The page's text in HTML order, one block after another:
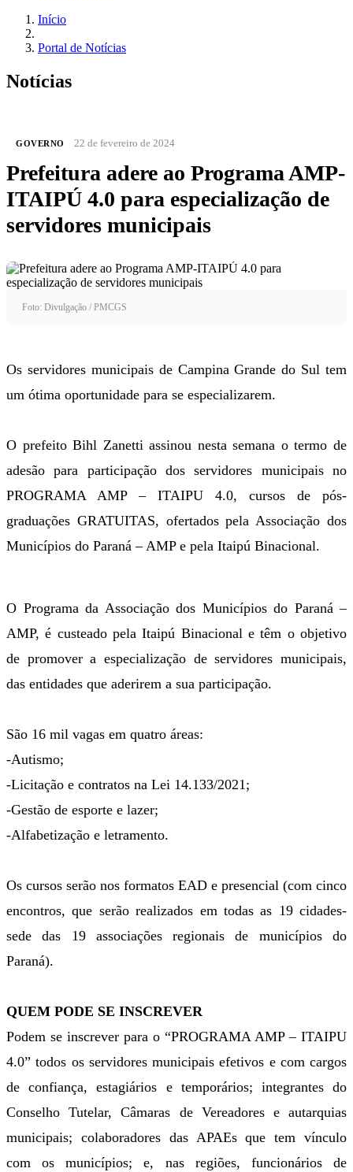
Início
Portal de Notícias
Notícias
GOVERNO 22 de fevereiro de 2024
Prefeitura adere ao Programa AMP-
ITAIPÚ 4.0 para especialização de
servidores municipais
Foto: Divulgação / PMCGS
Os servidores municipais de Campina Grande do Sul tem
um ótima oportunidade para se especializarem.
O prefeito Bihl Zanetti assinou nesta semana o termo de
adesão para participação dos servidores municipais no
PROGRAMA AMP – ITAIPU 4.0, cursos de pós-
graduações GRATUITAS, ofertados pela Associação dos
Municípios do Paraná – AMP e pela Itaipú Binacional.
O Programa da Associação dos Municípios do Paraná –
AMP, é custeado pela Itaipú Binacional e têm o objetivo
de promover a especialização de servidores municipais,
das entidades que aderirem a sua participação.
São 16 mil vagas em quatro áreas:
-Autismo;
-Licitação e contratos na Lei 14.133/2021;
-Gestão de esporte e lazer;
-Alfabetização e letramento.
Os cursos serão nos formatos EAD e presencial (com cinco
encontros, que serão realizados em todas as 19 cidades-
sede das 19 associações regionais de municípios do
Paraná).
QUEM PODE SE INSCREVER
Podem se inscrever para o “PROGRAMA AMP – ITAIPU
4.0” todos os servidores municipais efetivos e com cargos
de confiança, estagiários e temporários; integrantes do
Conselho Tutelar, Câmaras de Vereadores e autarquias
municipais; colaboradores das APAEs que tem vínculo
com os municípios; e, nas regiões, funcionários de